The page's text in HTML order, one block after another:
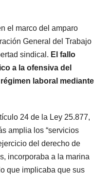
el marco del amparo
General del Trabajo
sindical. El fallo
a la ofensiva del
laboral mediante
24 de la Ley 25.877,
amplia los “servicios
del derecho de
incorporaba a la marina
que implicaba que sus